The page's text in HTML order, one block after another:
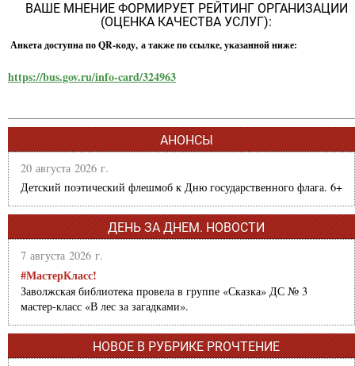
ВАШЕ МНЕНИЕ ФОРМИРУЕТ РЕЙТИНГ ОРГАНИЗАЦИИ
(ОЦЕНКА КАЧЕСТВА УСЛУГ):
Анкета доступна по QR-коду, а также по ссылке, указанной ниже:
https://bus.gov.ru/info-card/324963
АНОНСЫ
20 августа 2026 г.
Детский поэтический флешмоб к Дню государственного флага. 6+
ДЕНЬ ЗА ДНЕМ. НОВОСТИ
7 августа 2026 г.
#МастерКласс!
Заволжская библиотека провела в группе «Сказка» ДС № 3
мастер-класс «В лес за загадками».
НОВОЕ В РУБРИКЕ PROЧТЕНИЕ